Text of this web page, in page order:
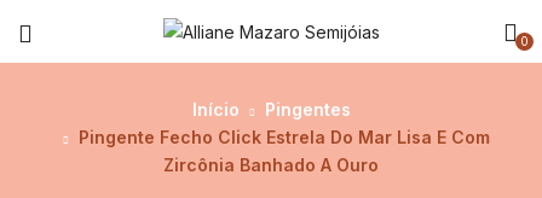
0
Início
Pingentes
Pingente Fecho Click Estrela Do Mar Lisa E Com
Zircônia Banhado A Ouro